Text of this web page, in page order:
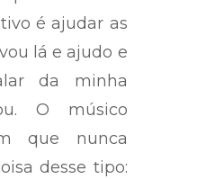
é ajudar as
lá e ajudo e
da minha
O músico
que nunca
desse tipo: